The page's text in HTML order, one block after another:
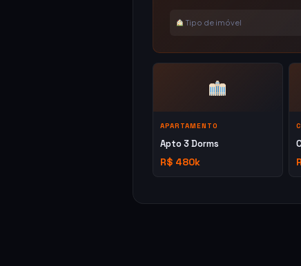
Tipo de imóvel
APARTAMENTO
Apto 3 Dorms
R$ 480k